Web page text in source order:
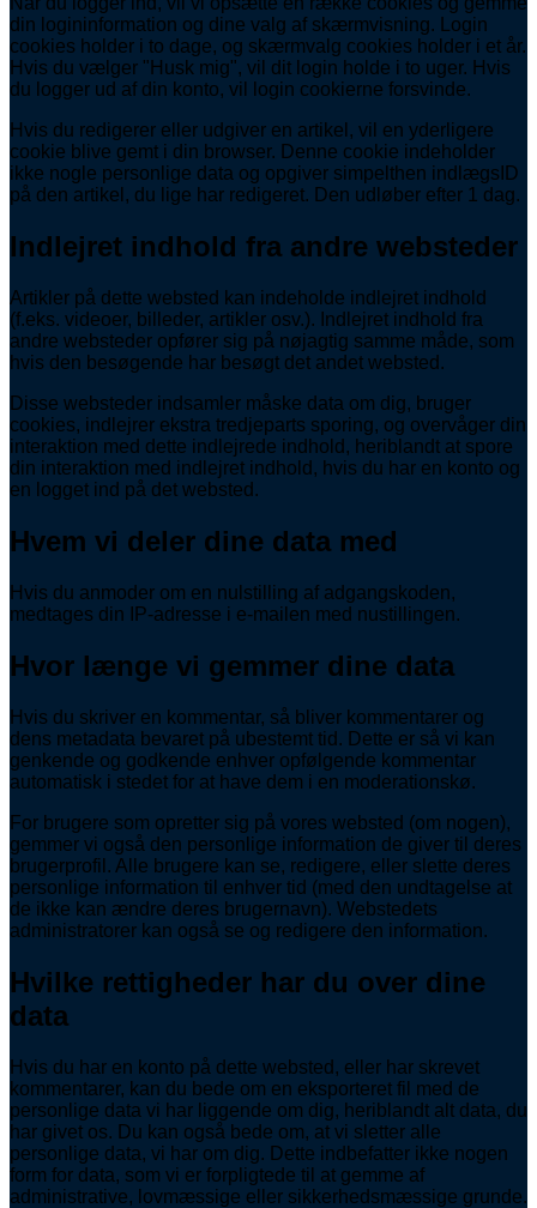
din logininformation og dine valg af skærmvisning. Login
cookies holder i to dage, og skærmvalg cookies holder i et år.
Hvis du vælger "Husk mig", vil dit login holde i to uger. Hvis
du logger ud af din konto, vil login cookierne forsvinde.
Hvis du redigerer eller udgiver en artikel, vil en yderligere
cookie blive gemt i din browser. Denne cookie indeholder
ikke nogle personlige data og opgiver simpelthen indlægsID
på den artikel, du lige har redigeret. Den udløber efter 1 dag.
Indlejret indhold fra andre websteder
Artikler på dette websted kan indeholde indlejret indhold
(f.eks. videoer, billeder, artikler osv.). Indlejret indhold fra
andre websteder opfører sig på nøjagtig samme måde, som
hvis den besøgende har besøgt det andet websted.
Disse websteder indsamler måske data om dig, bruger
cookies, indlejrer ekstra tredjeparts sporing, og overvåger din
interaktion med dette indlejrede indhold, heriblandt at spore
din interaktion med indlejret indhold, hvis du har en konto og
en logget ind på det websted.
Hvem vi deler dine data med
Hvis du anmoder om en nulstilling af adgangskoden,
medtages din IP-adresse i e-mailen med nustillingen.
Hvor længe vi gemmer dine data
Hvis du skriver en kommentar, så bliver kommentarer og
dens metadata bevaret på ubestemt tid. Dette er så vi kan
genkende og godkende enhver opfølgende kommentar
automatisk i stedet for at have dem i en moderationskø.
For brugere som opretter sig på vores websted (om nogen),
gemmer vi også den personlige information de giver til deres
brugerprofil. Alle brugere kan se, redigere, eller slette deres
personlige information til enhver tid (med den undtagelse at
de ikke kan ændre deres brugernavn). Webstedets
administratorer kan også se og redigere den information.
Hvilke rettigheder har du over dine
data
Hvis du har en konto på dette websted, eller har skrevet
kommentarer, kan du bede om en eksporteret fil med de
personlige data vi har liggende om dig, heriblandt alt data, du
har givet os. Du kan også bede om, at vi sletter alle
personlige data, vi har om dig. Dette indbefatter ikke nogen
form for data, som vi er forpligtede til at gemme af
administrative, lovmæssige eller sikkerhedsmæssige grunde.